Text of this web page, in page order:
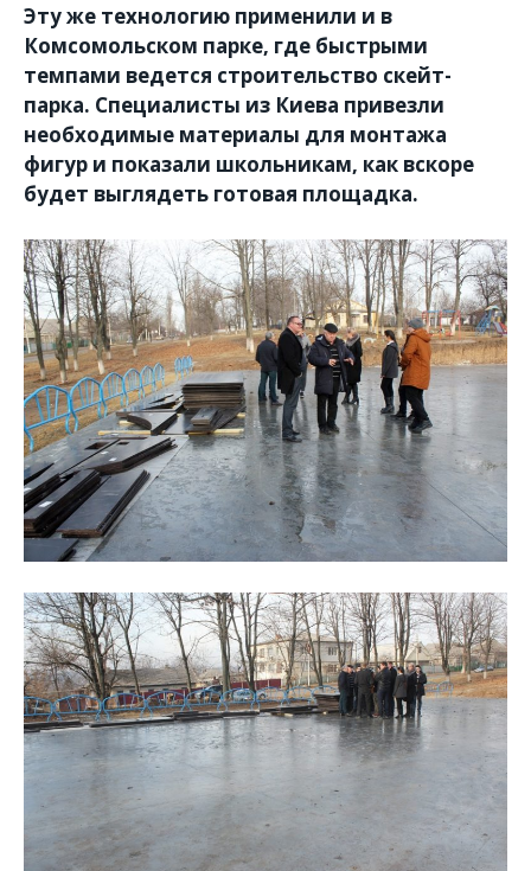
Эту же технологию применили и в
Комсомольском парке, где быстрыми
темпами ведется строительство скейт-
парка. Специалисты из Киева привезли
необходимые материалы для монтажа
фигур и показали школьникам, как вскоре
будет выглядеть готовая площадка.